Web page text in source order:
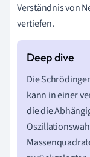
Verständnis von
vertiefen.
Die
kann in einer
die die